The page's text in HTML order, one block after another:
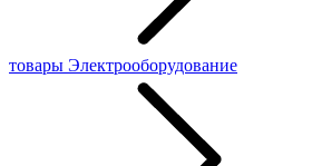
товары Электрооборудование